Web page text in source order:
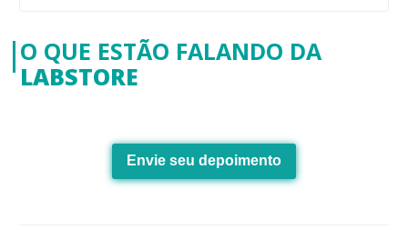
O QUE ESTÃO FALANDO DA
LABSTORE
Envie seu depoimento